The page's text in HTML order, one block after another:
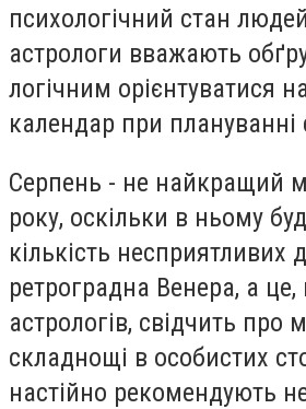
психологічний стан
астрологи вважають
логічним орієнтуватися
календар при плануванні
Серпень - не найкращий
року, оскільки в ньому
кількість несприятливих
ретроградна Венера, а
астрологів, свідчить про
складнощі в особистих
настійно рекомендують